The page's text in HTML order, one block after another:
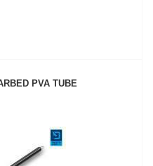
PVA TUBE